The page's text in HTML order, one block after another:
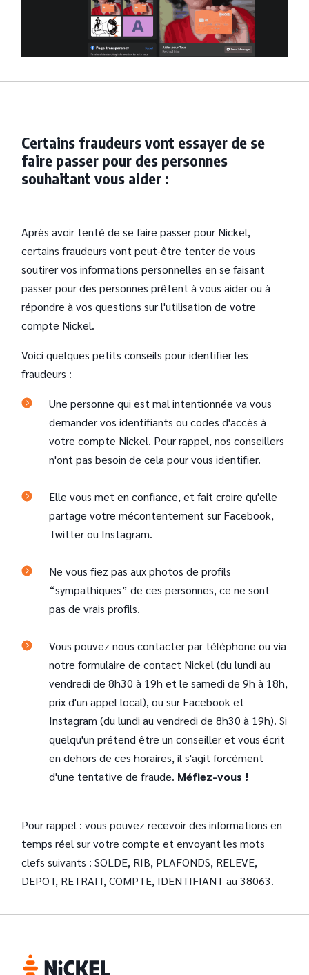
Certains fraudeurs vont essayer de se
faire passer pour des personnes
souhaitant vous aider :
Après avoir tenté de se faire passer pour Nickel,
certains fraudeurs vont peut-être tenter de vous
soutirer vos informations personnelles en se faisant
passer pour des personnes prêtent à vous aider ou à
répondre à vos questions sur l'utilisation de votre
compte Nickel.
Voici quelques petits conseils pour identifier les
fraudeurs :
Une personne qui est mal intentionnée va vous
demander vos identifiants ou codes d'accès à
votre compte Nickel. Pour rappel, nos conseillers
n'ont pas besoin de cela pour vous identifier.
Elle vous met en confiance, et fait croire qu'elle
partage votre mécontentement sur Facebook,
Twitter ou Instagram.
Ne vous fiez pas aux photos de profils
“sympathiques” de ces personnes, ce ne sont
pas de vrais profils.
Vous pouvez nous contacter par téléphone ou via
notre formulaire de contact Nickel (du lundi au
vendredi de 8h30 à 19h et le samedi de 9h à 18h,
prix d'un appel local), ou sur Facebook et
Instagram (du lundi au vendredi de 8h30 à 19h). Si
quelqu'un prétend être un conseiller et vous écrit
en dehors de ces horaires, il s'agit forcément
d'une tentative de fraude. Méfiez-vous !
Pour rappel : vous pouvez recevoir des informations en
temps réel sur votre compte et envoyant les mots
clefs suivants : SOLDE, RIB, PLAFONDS, RELEVE,
DEPOT, RETRAIT, COMPTE, IDENTIFIANT au 38063.